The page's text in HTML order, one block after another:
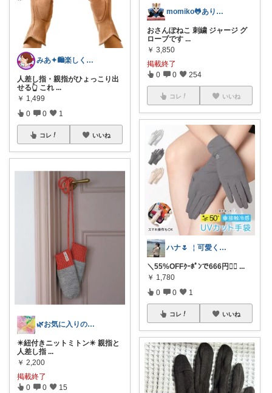
みあ✦🛍️楽しくお買い物
人差し指・親指がひょっこり出
せる👆️ これ ...
￥ 1,499
0 0 1
コレ いいね
🌿お気に入りの本と心地よい暮らし🌿
✴️紐付きニットミトン✴️ 親指と
人差し指 ...
￥ 2,200
掲載終了
0 0 15
momiko🐸ありがとうです🙏
おさんぽねこ 刺繍 ジャージ グ
ローブです ...
￥ 3,850
掲載終了
0 0 254
コレ いいね
ハナ🌷 ￤可愛く暮らしを整えたい🧺
＼55%OFFｸｰﾎﾟﾝで666円❤️‍🔥 ...
￥ 1,780
0 0 1
コレ いいね